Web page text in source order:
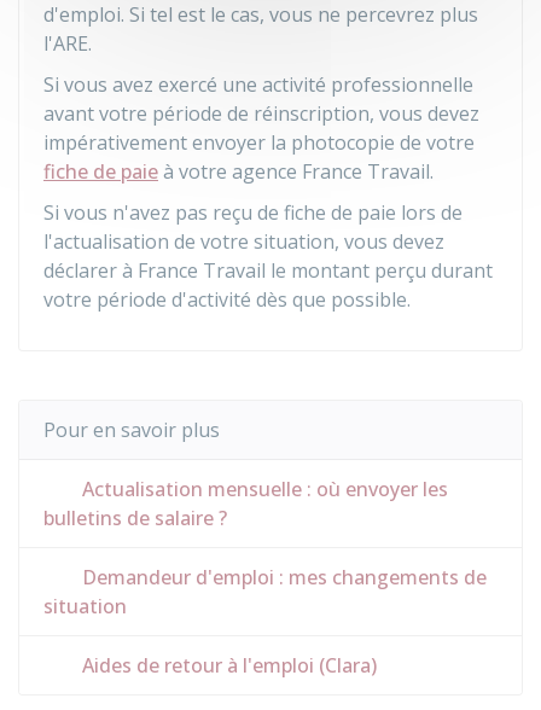
d'emploi. Si tel est le cas, vous ne percevrez plus
l'ARE.
Si vous avez exercé une activité professionnelle
avant votre période de réinscription, vous devez
impérativement envoyer la photocopie de votre
fiche de paieà votre agence France Travail.
Si vous n'avez pas reçu de fiche de paie lors de
l'actualisation de votre situation, vous devez
déclarer à France Travail le montant perçu durant
votre période d'activité dès que possible.
Pour en savoir plus
Actualisation mensuelle : où envoyer les
bulletins de salaire ?
Demandeur d'emploi : mes changements de
situation
Aides de retour à l'emploi (Clara)